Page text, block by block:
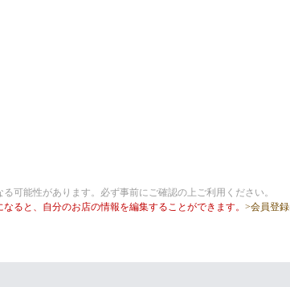
可能性があります。必ず事前にご確認の上ご利用ください。
ると、自分のお店の情報を編集することができます。 >会員登